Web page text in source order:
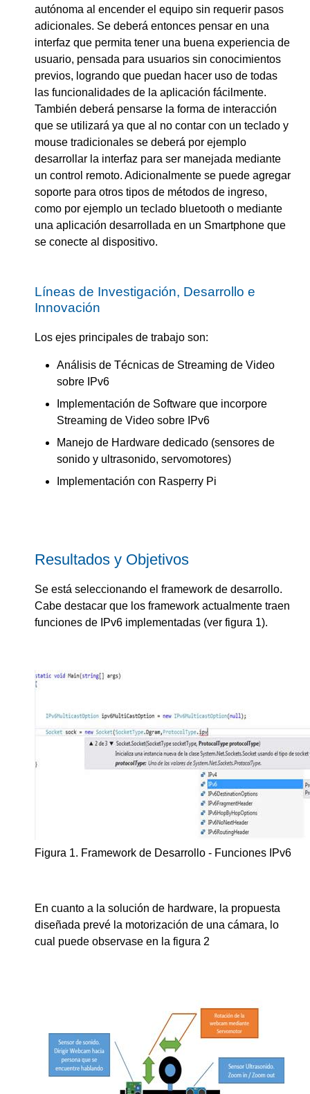
autónoma al encender el equipo sin requerir pasos
adicionales. Se deberá entonces pensar en una
interfaz que permita tener una buena experiencia de
usuario, pensada para usuarios sin conocimientos
previos, logrando que puedan hacer uso de todas
las funcionalidades de la aplicación fácilmente.
También deberá pensarse la forma de interacción
que se utilizará ya que al no contar con un teclado y
mouse tradicionales se deberá por ejemplo
desarrollar la interfaz para ser manejada mediante
un control remoto. Adicionalmente se puede agregar
soporte para otros tipos de métodos de ingreso,
como por ejemplo un teclado bluetooth o mediante
una aplicación desarrollada en un Smartphone que
se conecte al dispositivo.
Líneas de Investigación, Desarrollo e
Innovación
Los ejes principales de trabajo son:
Análisis de Técnicas de Streaming de Video
sobre IPv6
Implementación de Software que incorpore
Streaming de Video sobre IPv6
Manejo de Hardware dedicado (sensores de
sonido y ultrasonido, servomotores)
Implementación con Rasperry Pi
Resultados y Objetivos
Se está seleccionando el framework de desarrollo.
Cabe destacar que los framework actualmente traen
funciones de IPv6 implementadas (ver figura 1).
Figura 1. Framework de Desarrollo - Funciones IPv6
En cuanto a la solución de hardware, la propuesta
diseñada prevé la motorización de una cámara, lo
cual puede observase en la figura 2